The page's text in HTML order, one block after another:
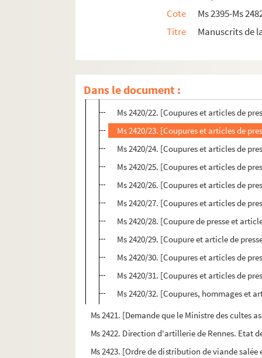
Cote
Ms 2395-Ms
Titre
Manuscrits de
Dans le document :
Ms 2420/16. [Coupures de presse et
Ms 2420/19. [Coupures et articles de
Ms 2420/20. [Coupures et articles de
Ms 2420/21. [Coupures et articles de
Ms 2420/22. [Coupures et articles de
Ms 2420/23. [Coupures et articles de
Ms 2420/24. [Coupures et articles de
Ms 2420/25. [Coupures et articles de
Ms 2420/26. [Coupures et articles de
Ms 2420/27. [Coupures et articles de
Ms 2420/28. [Coupure de presse et
Ms 2420/29. [Coupure et article de
Ms 2420/30. [Coupures et articles de
Ms 2420/31. [Coupures et articles de
Ms 2420/32. [Coupures, hommages et
Ms 2421. [Demande que le Ministre des cultes
Ms 2422. Direction d'artillerie de Rennes. Etat
Ms 2423. [Ordre de distribution de viande